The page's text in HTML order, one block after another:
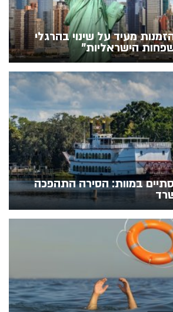
מעיד על שינוי בהרגלי
הישראליות"
במוות: הסירה התהפכה